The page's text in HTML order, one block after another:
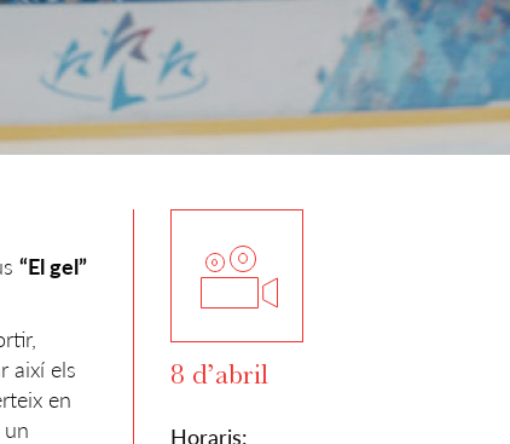
“El gel”
així els
en
un
8 d’abril
Horaris: